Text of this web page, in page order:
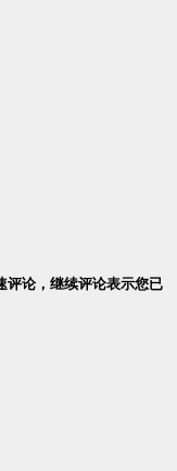
评论，继续评论表示您已